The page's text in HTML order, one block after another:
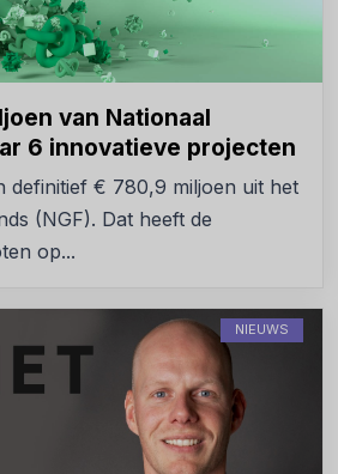
van Nationaal
6 innovatieve projecten
definitief € 780,9 miljoen uit het
(NGF). Dat heeft de
op...
NIEUWS